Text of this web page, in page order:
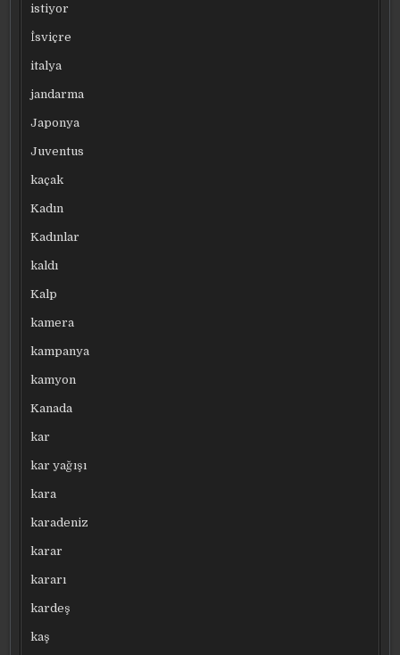
istiyor
İsviçre
italya
jandarma
Japonya
Juventus
kaçak
Kadın
Kadınlar
kaldı
Kalp
kamera
kampanya
kamyon
Kanada
kar
kar yağışı
kara
karadeniz
karar
kararı
kardeş
kaş